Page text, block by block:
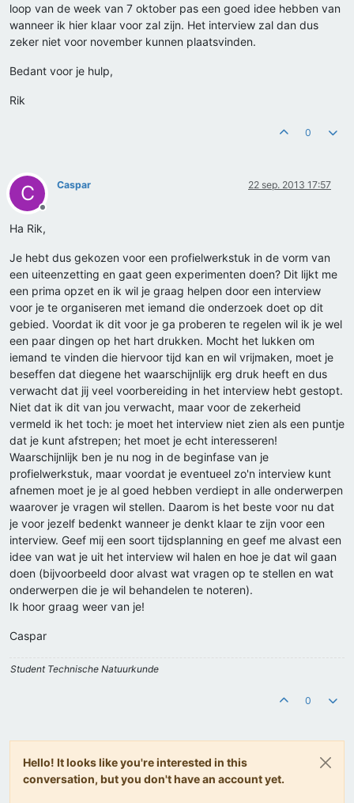
loop van de week van 7 oktober pas een goed idee hebben van
wanneer ik hier klaar voor zal zijn. Het interview zal dan dus
zeker niet voor november kunnen plaatsvinden.
Bedant voor je hulp,
Rik
0
C
Offline
Caspar 22 sep. 2013 17:57
Ha Rik,
Je hebt dus gekozen voor een profielwerkstuk in de vorm van
een uiteenzetting en gaat geen experimenten doen? Dit lijkt me
een prima opzet en ik wil je graag helpen door een interview
voor je te organiseren met iemand die onderzoek doet op dit
gebied. Voordat ik dit voor je ga proberen te regelen wil ik je wel
een paar dingen op het hart drukken. Mocht het lukken om
iemand te vinden die hiervoor tijd kan en wil vrijmaken, moet je
beseffen dat diegene het waarschijnlijk erg druk heeft en dus
verwacht dat jij veel voorbereiding in het interview hebt gestopt.
Niet dat ik dit van jou verwacht, maar voor de zekerheid
vermeld ik het toch: je moet het interview niet zien als een puntje
dat je kunt afstrepen; het moet je echt interesseren!
Waarschijnlijk ben je nu nog in de beginfase van je
profielwerkstuk, maar voordat je eventueel zo'n interview kunt
afnemen moet je je al goed hebben verdiept in alle onderwerpen
waarover je vragen wil stellen. Daarom is het beste voor nu dat
je voor jezelf bedenkt wanneer je denkt klaar te zijn voor een
interview. Geef mij een soort tijdsplanning en geef me alvast een
idee van wat je uit het interview wil halen en hoe je dat wil gaan
doen (bijvoorbeeld door alvast wat vragen op te stellen en wat
onderwerpen die je wil behandelen te noteren).
Ik hoor graag weer van je!
Caspar
Student Technische Natuurkunde
0
Hello! It looks like you're interested in this
conversation, but you don't have an account yet.